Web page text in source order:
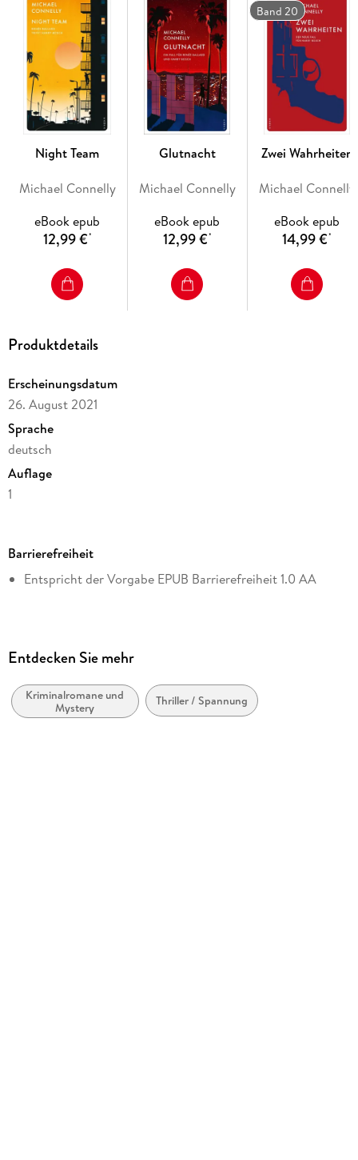
Night Team
Michael Connelly
eBook epub
12,99 €*
Glutnacht
Michael Connelly
eBook epub
12,99 €*
Band 20
Zwei Wahrheiten
Michael Connelly
eBook epub
14,99 €*
Produktdetails
Erscheinungsdatum
26. August 2021
Sprache
deutsch
Auflage
1
Dateigröße
0,81 MB
Autor/Autorin
Übersetzung
Norbert Puszkar
Barrierefreiheit
Entspricht der Vorgabe EPUB Barrierefreiheit 1.0 AA
Entdecken Sie mehr
Kriminalromane und
Mystery
Thriller / Spannung